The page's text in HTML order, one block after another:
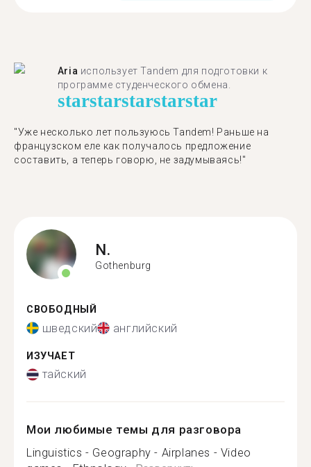
Aria использует Tandem для подготовки к
программе студенческого обмена.
starstarstarstarstar
"​​Уже несколько лет пользуюсь Tandem! Раньше на
французском еле как получалось предложение
составить, а теперь говорю, не задумываясь!"
N.
Gothenburg
СВОБОДНЫЙ
шведский английский
ИЗУЧАЕТ
тайский
Мои любимые темы для разговора
Linguistics - Geography - Airplanes - Video